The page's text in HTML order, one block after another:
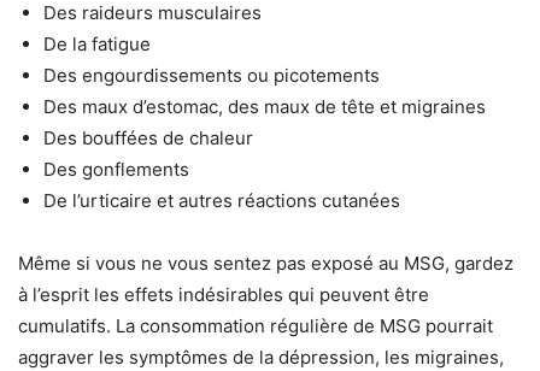
Des raideurs musculaires
De la fatigue
Des engourdissements ou picotements
Des maux d’estomac, des maux de tête et migraines
Des bouffées de chaleur
Des gonflements
De l’urticaire et autres réactions cutanées
Même si vous ne vous sentez pas exposé au MSG, gardez
à l’esprit les effets indésirables qui peuvent être
cumulatifs. La consommation régulière de MSG pourrait
aggraver les symptômes de la dépression, les migraines,